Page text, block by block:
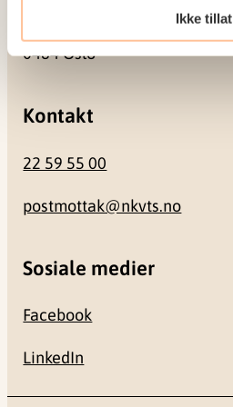
Ikke tillat
0484 Oslo
Kontakt
22 59 55 00
postmottak@nkvts.no
Sosiale medier
Facebook
LinkedIn